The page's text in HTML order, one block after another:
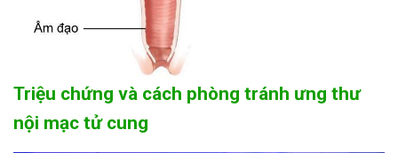
Triệu chứng và cách phòng tránh ưng thư
nội mạc tử cung